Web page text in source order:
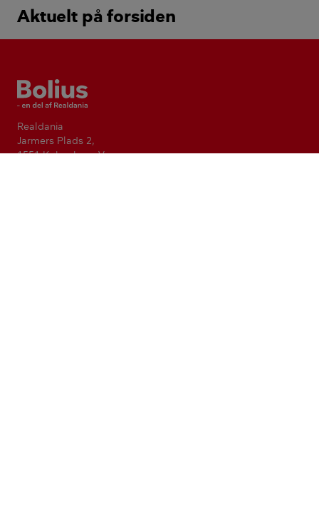
Aktuelt på forsiden
Bolius
Realdania
Jarmers Plads 2,
1551 København V